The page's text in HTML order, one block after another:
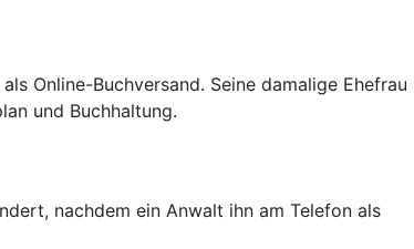
Online-Buchversand. Seine damalige Ehefrau
und Buchhaltung.
nachdem ein Anwalt ihn am Telefon als